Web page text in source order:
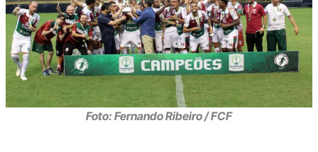
Foto: Fernando Ribeiro / FCF